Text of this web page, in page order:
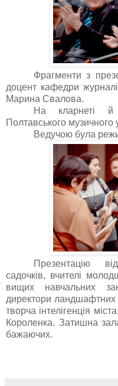
Фрагменти з
доцент кафедри
Марина Свалова.
На кларнеті й
Полтавського музичного
Ведучою була
Презентацію
садочків, вчителі
вищих навчальних
директори ландшафтних
творча інтелігенція
Короленка. Затишна
бажаючих.